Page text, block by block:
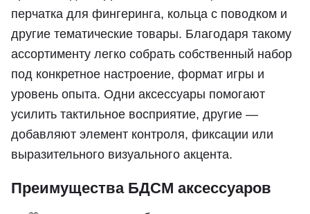
перчатка для фингеринга, кольца с поводком и
другие тематические товары. Благодаря такому
ассортименту легко собрать собственный набор
под конкретное настроение, формат игры и
уровень опыта. Одни аксессуары помогают
усилить тактильное восприятие, другие —
добавляют элемент контроля, фиксации или
выразительного визуального акцента.
Преимущества БДСМ аксессуаров